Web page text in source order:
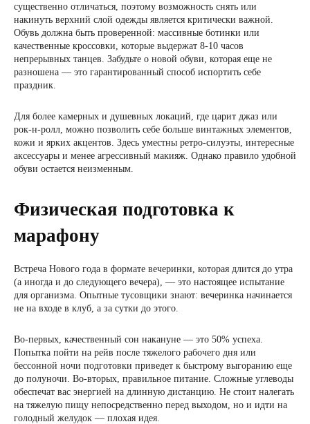
существенно отличаться, поэтому возможность снять или
накинуть верхний слой одежды является критически важной.
Обувь должна быть проверенной: массивные ботинки или
качественные кроссовки, которые выдержат 8-10 часов
непрерывных танцев. Забудьте о новой обуви, которая еще не
разношена — это гарантированный способ испортить себе
праздник.
Для более камерных и душевных локаций, где царит джаз или
рок-н-ролл, можно позволить себе больше винтажных элементов,
кожи и ярких акцентов. Здесь уместны ретро-силуэты, интересные
аксессуары и менее агрессивный макияж. Однако правило удобной
обуви остается неизменным.
Физическая подготовка к
марафону
Встреча Нового года в формате вечеринки, которая длится до утра
(а иногда и до следующего вечера), — это настоящее испытание
для организма. Опытные тусовщики знают: вечеринка начинается
не на входе в клуб, а за сутки до этого.
Во-первых, качественный сон накануне — это 50% успеха.
Попытка пойти на рейв после тяжелого рабочего дня или
бессонной ночи подготовки приведет к быстрому выгоранию еще
до полуночи. Во-вторых, правильное питание. Сложные углеводы
обеспечат вас энергией на длинную дистанцию. Не стоит налегать
на тяжелую пищу непосредственно перед выходом, но и идти на
голодный желудок — плохая идея.